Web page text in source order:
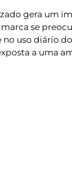
gera um
se
uso diário
a uma